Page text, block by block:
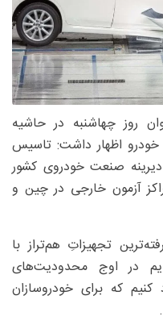
روز چهاشنبه در حاشیه
خودرو اظهار داشت: تاسیس
صنعت خودروی کشور
آزمون خارجی در چین و
تجهیزاتِ هم‌تراز با
در اوج محدودیت‌های
که برای خودروسازان